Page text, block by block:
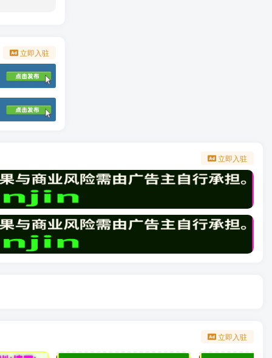
立即入驻
立即入驻
立即入驻